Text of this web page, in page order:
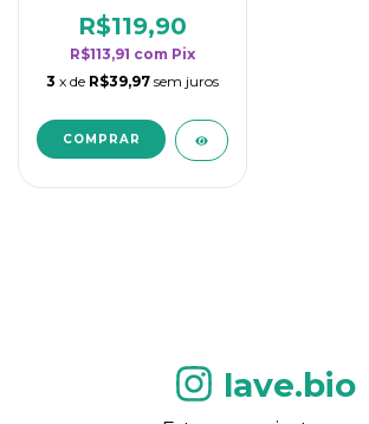
rendimento da
categoria - Flor de
Laranjeira
R$119,90
R$113,91 com Pix
3 x de R$39,97 sem juros
lave.bio